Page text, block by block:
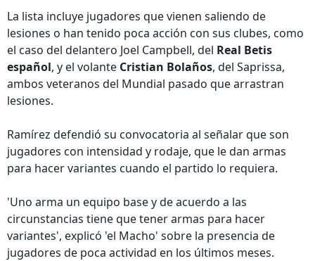
La lista incluye jugadores que vienen saliendo de
lesiones o han tenido poca acción con sus clubes, como
el caso del delantero Joel Campbell, del Real Betis
español, y el volante Cristian Bolaños, del Saprissa,
ambos veteranos del Mundial pasado que arrastran
lesiones.
Ramírez defendió su convocatoria al señalar que son
jugadores con intensidad y rodaje, que le dan armas
para hacer variantes cuando el partido lo requiera.
'Uno arma un equipo base y de acuerdo a las
circunstancias tiene que tener armas para hacer
variantes', explicó 'el Macho' sobre la presencia de
jugadores de poca actividad en los últimos meses.